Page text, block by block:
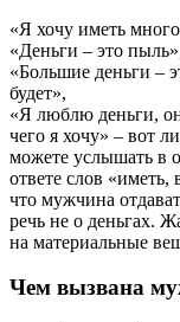
«Я хочу иметь
«Деньги – это
«Большие деньги –
будет»,
«Я люблю деньги,
чего я хочу» – вот
можете услышать в
ответе слов «иметь,
что мужчина
речь не о деньгах.
на материальные
Чем вызвана